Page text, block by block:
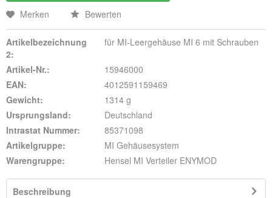
Merken Bewerten
Artikelbezeichnung
2:
für MI-Leergehäuse MI 6 mit Schrauben
Artikel-Nr.:
15946000
EAN:
4012591159469
Gewicht:
1314 g
Ursprungsland:
Deutschland
Intrastat Nummer:
85371098
Artikelgruppe:
MI Gehäusesystem
Warengruppe:
Hensel MI Verteiler ENYMOD
Beschreibung